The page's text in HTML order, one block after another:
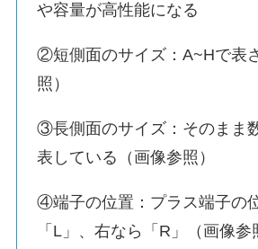
や容量が高性能になる
②短側面のサイズ：A~Hで表
照）
③長側面のサイズ：そのまま
表している（画像参照）
④端子の位置：プラス端子の
「L」、右なら「R」（画像参